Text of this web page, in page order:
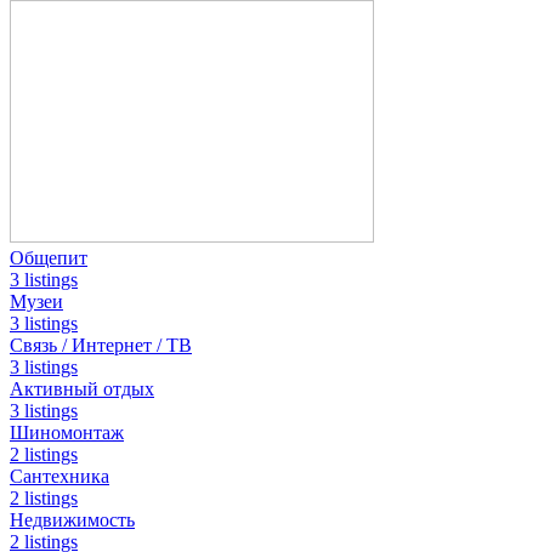
Общепит
3 listings
Музеи
3 listings
Связь / Интернет / ТВ
3 listings
Активный отдых
3 listings
Шиномонтаж
2 listings
Сантехника
2 listings
Недвижимость
2 listings